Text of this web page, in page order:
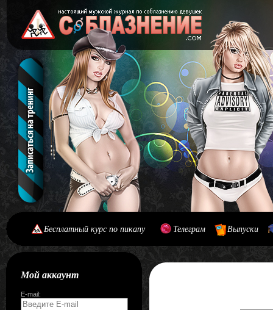
Бесплатный курс по пикапу Телеграм Выпуски
Мой аккаунт
E-mail: